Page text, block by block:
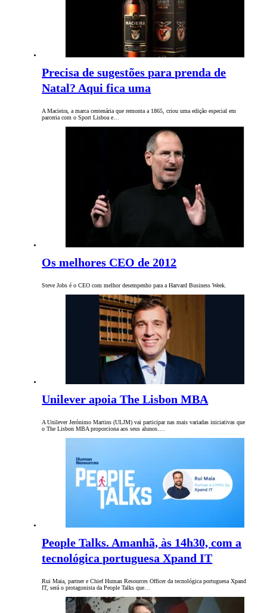
Precisa de sugestões para prenda de
Natal? Aqui fica uma
A Macieira, a marca centenária que remonta a 1865, criou uma edição especial em
parceria com o Sport Lisboa e…
Os melhores CEO de 2012
Steve Jobs é o CEO com melhor desempenho para a Harvard Business Week.
Unilever apoia The Lisbon MBA
A Unilever Jerónimo Martins (ULJM) vai participar nas mais variadas iniciativas que
o The Lisbon MBA proporciona aos seus alunos.…
People Talks. Amanhã, às 14h30, com a
tecnológica portuguesa Xpand IT
Rui Maia, partner e Chief Human Resources Officer da tecnológica portuguesa Xpand
IT, será o protagonista da People Talks que…